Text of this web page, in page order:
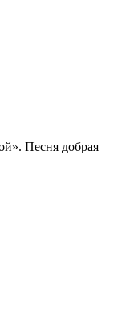
Песня добрая